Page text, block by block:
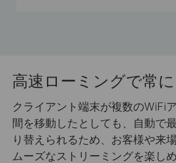
高速ローミングで常
クライアント端末が複数のWiFi
間を移動したとしても、自動で
り替えられるため、お客様や来
ムーズなストリーミングを楽しめ